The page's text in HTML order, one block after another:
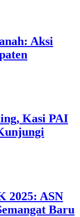
Aksi
Kasi PAI
2025: ASN
Baru